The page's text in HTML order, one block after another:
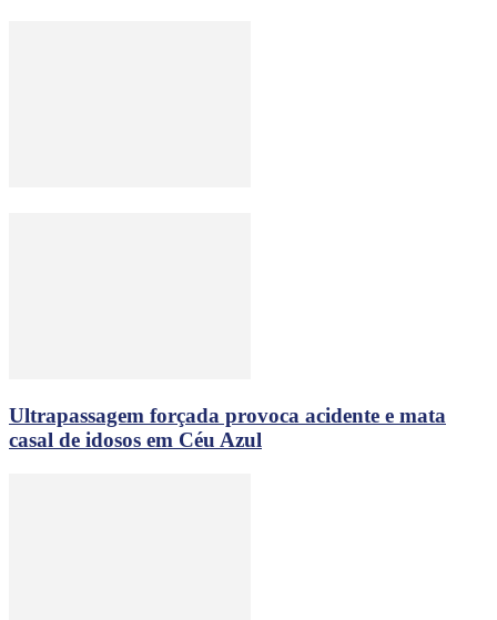
Ultrapassagem forçada provoca acidente e mata
casal de idosos em Céu Azul